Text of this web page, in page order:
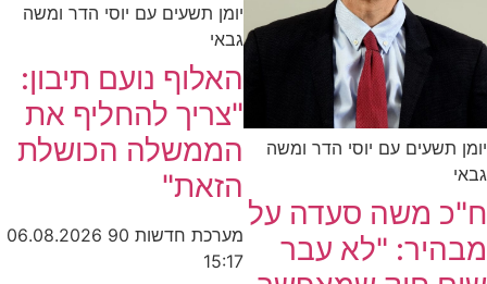
יומן תשעים עם יוסי הדר ומשה
גבאי
ח"כ משה סעדה על
מבהיר: "לא עבר
יומן תשעים עם יוסי הדר ומשה
גבאי
האלוף נועם תיבון:
"צריך להחליף את
הממשלה הכושלת
הזאת"
מערכת חדשות 90
06.08.2026
15:17